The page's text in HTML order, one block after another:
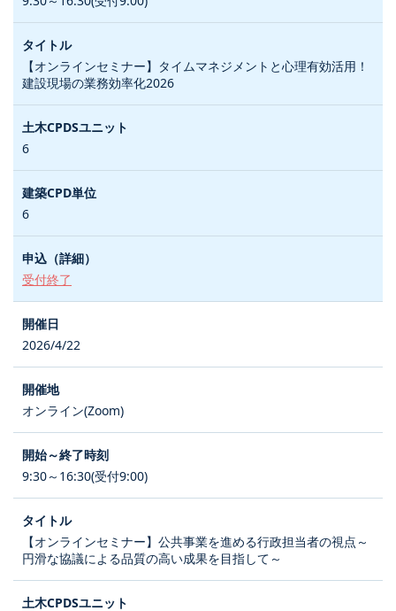
【オンラインセミナー】タイムマネジメントと心理有効活用！
建設現場の業務効率化2026
6
6
受付終了
2026/4/22
オンライン(Zoom)
9:30～16:30(受付9:00)
【オンラインセミナー】公共事業を進める行政担当者の視点～
円滑な協議による品質の高い成果を目指して～